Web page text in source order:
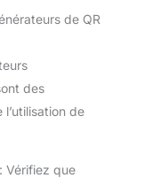
de QR
des
de
: Vérifiez que